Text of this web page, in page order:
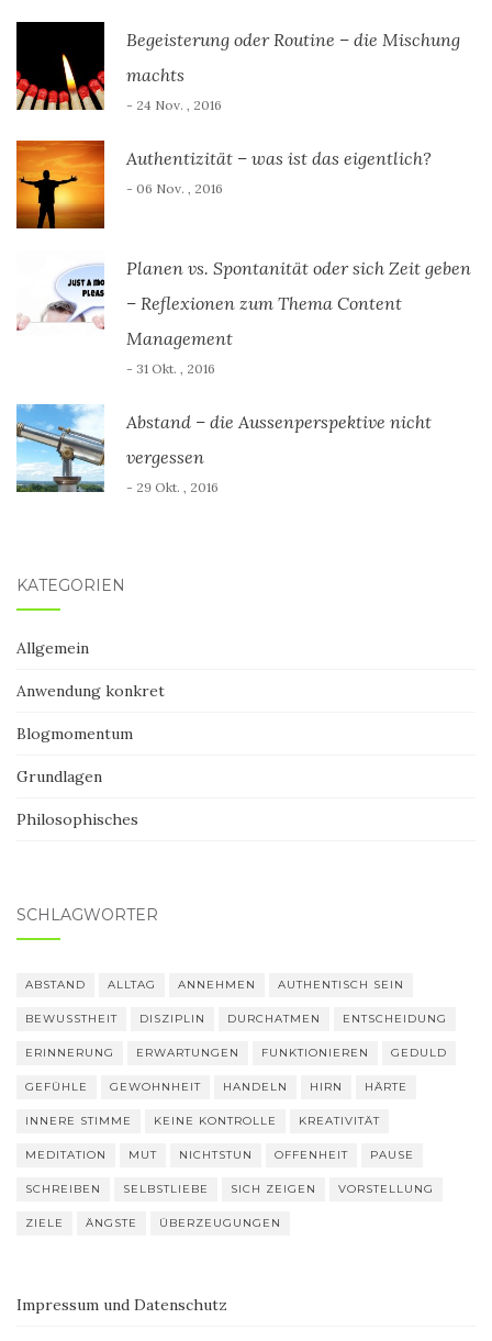
Begeisterung oder Routine – die Mischung
machts
- 24 Nov. , 2016
Authentizität – was ist das eigentlich?
- 06 Nov. , 2016
Planen vs. Spontanität oder sich Zeit geben
– Reflexionen zum Thema Content
Management
- 31 Okt. , 2016
Abstand – die Aussenperspektive nicht
vergessen
- 29 Okt. , 2016
KATEGORIEN
Allgemein
Anwendung konkret
Blogmomentum
Grundlagen
Philosophisches
SCHLAGWÖRTER
ABSTAND ALLTAG ANNEHMEN AUTHENTISCH SEIN
BEWUSSTHEIT DISZIPLIN DURCHATMEN ENTSCHEIDUNG
ERINNERUNG ERWARTUNGEN FUNKTIONIEREN GEDULD
GEFÜHLE GEWOHNHEIT HANDELN HIRN HÄRTE
INNERE STIMME KEINE KONTROLLE KREATIVITÄT
MEDITATION MUT NICHTSTUN OFFENHEIT PAUSE
SCHREIBEN SELBSTLIEBE SICH ZEIGEN VORSTELLUNG
ZIELE ÄNGSTE ÜBERZEUGUNGEN
Impressum und Datenschutz